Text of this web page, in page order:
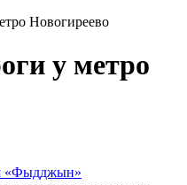
Новогиреево
у метро
«Фыдджын»